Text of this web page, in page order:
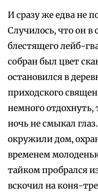
И сразу же едва не
Случилось, что он
блестящего лейб-
собран был цвет
остановился в
приходского
немного отдохнуть,
ночь не смыкал
окружили дом,
временем
тайком пробрался
вскочил на коня-